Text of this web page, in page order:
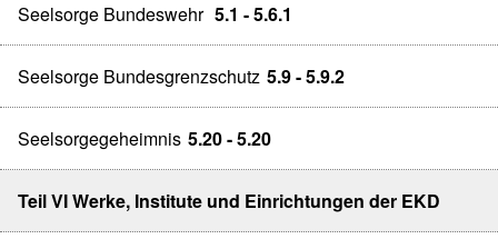
Seelsorge Bundeswehr 5.1 - 5.6.1
Seelsorge Bundesgrenzschutz 5.9 - 5.9.2
Seelsorgegeheimnis 5.20 - 5.20
Teil VI Werke, Institute und Einrichtungen der EKD